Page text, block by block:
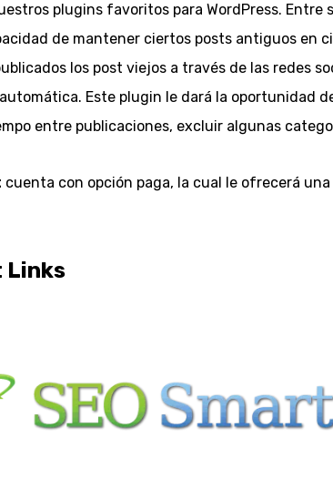
plugins favoritos para WordPress. Entre
de mantener ciertos posts antiguos en
los post viejos a través de las redes
Este plugin le dará la oportunidad
entre publicaciones, excluir algunas
cuenta con opción paga, la cual le ofrecerá
Links